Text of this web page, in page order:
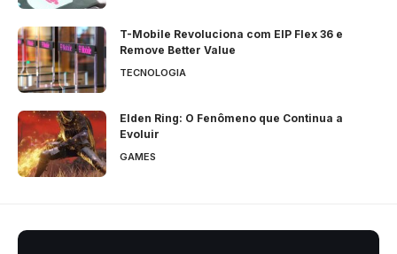
T-Mobile Revoluciona com EIP Flex 36 e
Remove Better Value
TECNOLOGIA
Elden Ring: O Fenômeno que Continua a
Evoluir
GAMES